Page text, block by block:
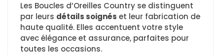
Les Boucles d’Oreilles Country se distinguent
par leurs détails soignés et leur fabrication de
haute qualité. Elles accentuent votre style
avec élégance et assurance, parfaites pour
toutes les occasions.